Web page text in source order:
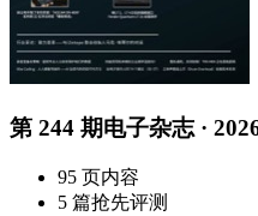
第 244 期电子杂志 ·
95 页内容
5 篇抢先评测